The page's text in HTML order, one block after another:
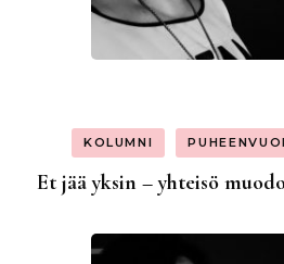
KOLUMNI
Et jää yksin – yhteisö